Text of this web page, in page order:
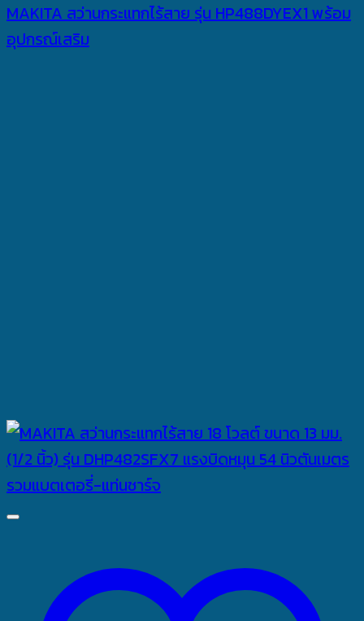
MAKITA สว่านกระแทกไร้สาย รุ่น HP488DYEX1 พร้อม
อุปกรณ์เสริม